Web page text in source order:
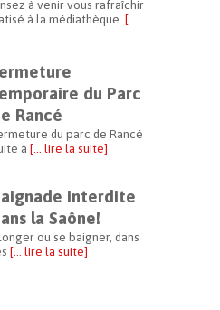
à venir vous rafraîchir
à la médiathèque. […
du Parc
Rancé
du parc de Rancé
à[… lire la suite]
interdite
la Saône!
ou se baigner, dans
[… lire la suite]